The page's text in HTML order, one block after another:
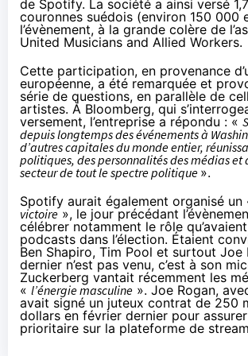
de Spotify. La société a ainsi versé
couronnes suédois (environ 150 000
l’évènement, à la grande colère de
United Musicians and Allied Workers.
Cette participation, en provenance
européenne, a été remarquée et
série de questions, en parallèle de
artistes. À Bloomberg, qui
versement, l’entreprise a répondu : «
depuis longtemps des événements à
d’autres capitales du monde entier,
politiques, des personnalités des médias et
secteur de tout le spectre politique ».
Spotify aurait également organisé un
victoire», le jour précédant
célébrer notamment le rôle
podcasts dans l’élection. Étaient
Ben Shapiro, Tim Pool et surtout Joe
dernier n’est pas venu, c’est à son
Zuckerberg vantait récemment les
« l’énergie masculine ». Joe Rogan,
avait signé un juteux contrat de 250
dollars en février dernier pour
prioritaire sur la plateforme de